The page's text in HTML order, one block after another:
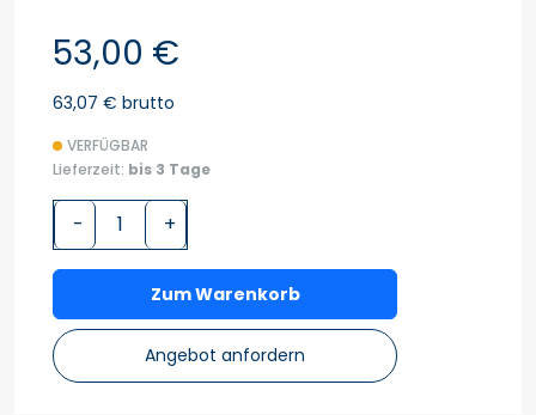
53,00 €
63,07 € brutto
VERFÜGBAR
Lieferzeit: bis 3 Tage
- +
Zum Warenkorb
Angebot anfordern